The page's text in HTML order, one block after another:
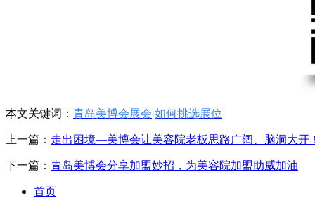
本文关键词： 青岛美博会展会 如何挑选展位
上一篇： 走出困境—美博会让美容院老板思路广阔、脑洞大开
下一篇： 青岛美博会分享加盟妙招，为美容院加盟助威加油
首页